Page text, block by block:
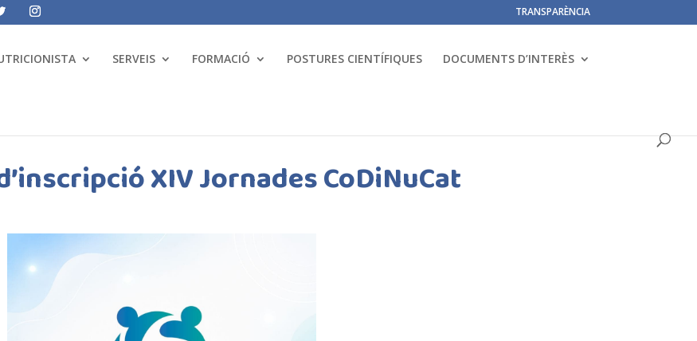
TRANSPARÈNCIA
SERVEIS FORMACIÓ POSTURES CIENTÍFIQUES DOCUMENTS D’INTERÈS
XIV Jornades CoDiNuCat